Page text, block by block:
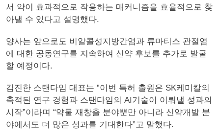
서 약이 효과적으로 작용하는 매커니즘을 효율적으로 찾
아낼 수 있다고 설명했다.
양사는 앞으로도 비알콜성지방간염과 류마티스 관절염
에 대한 공동연구를 지속하여 신약 후보를 추가로 발굴
할 예정이다.
김진한 스탠다임 대표는 ”이번 특허 출원은 SK케미칼의
축적된 연구 경험과 스탠다임의 AI기술이 이뤄낼 성과의
시작”이라며 “약물 재창출 분야뿐만 아니라 신약개발 분
야에서도 더 많은 성과를 기대한다”고 말했다.